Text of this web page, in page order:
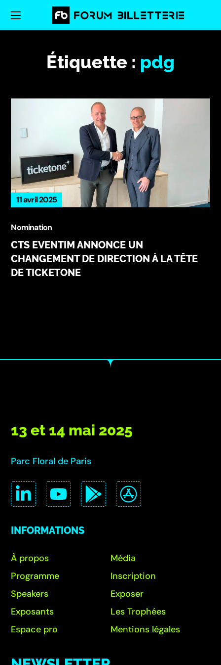
Étiquette : pdg
11 avril 2025
Nomination
CTS EVENTIM ANNONCE UN
CHANGEMENT DE DIRECTION À LA TÊTE
DE TICKETONE
13 et 14 mai 2025
Parc Floral de Paris
INFORMATIONS
À propos
Programme
Speakers
Exposants
Espace pro
Média
Inscription
Exposer
Les Trophées
Mentions légales